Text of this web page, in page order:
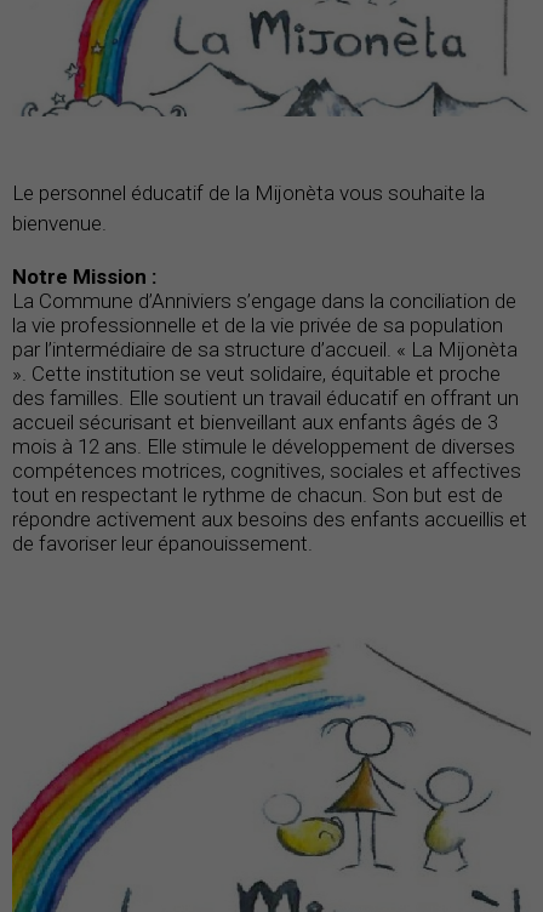
Le personnel éducatif de la Mijonèta vous souhaite la
bienvenue.
Notre Mission :
La Commune d’Anniviers s’engage dans la conciliation de
la vie professionnelle et de la vie privée de sa population
par l’intermédiaire de sa structure d’accueil. « La Mijonèta
». Cette institution se veut solidaire, équitable et proche
des familles. Elle soutient un travail éducatif en offrant un
accueil sécurisant et bienveillant aux enfants âgés de 3
mois à 12 ans. Elle stimule le développement de diverses
compétences motrices, cognitives, sociales et affectives
tout en respectant le rythme de chacun. Son but est de
répondre activement aux besoins des enfants accueillis et
de favoriser leur épanouissement.